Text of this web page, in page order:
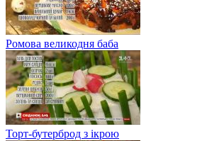
Ромова великодня баба
Торт-бутерброд з ікрою